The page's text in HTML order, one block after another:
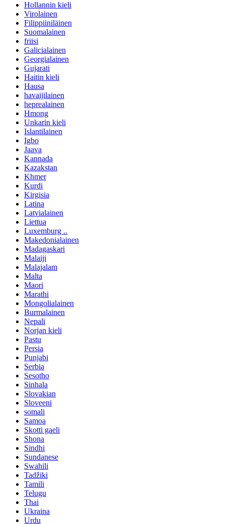
Hollannin kieli
Virolainen
Filippiiniläinen
Suomalainen
friisi
Galicialainen
Georgialainen
Gujarati
Haitin kieli
Hausa
havaijilainen
heprealainen
Hmong
Unkarin kieli
Islantilainen
Igbo
Jaava
Kannada
Kazakstan
Khmer
Kurdi
Kirgisia
Latina
Latvialainen
Liettua
Luxemburg ..
Makedonialainen
Madagaskari
Malaiji
Malajalam
Malta
Maori
Marathi
Mongolialainen
Burmalainen
Nepali
Norjan kieli
Pastu
Persia
Punjabi
Serbia
Sesotho
Sinhala
Slovakian
Sloveeni
somali
Samoa
Skotti gaeli
Shona
Sindhi
Sundanese
Swahili
Tadžiki
Tamili
Telugu
Thai
Ukraina
Urdu